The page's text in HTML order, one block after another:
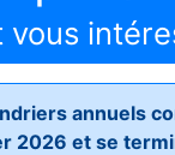
vous
annuels
2026 et se